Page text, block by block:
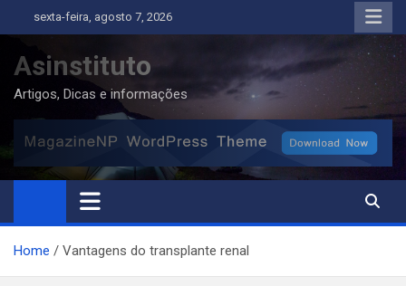
to
content
sexta-feira, agosto 7, 2026
Asinstituto
Artigos, Dicas e informações
Home Vantagens do transplante renal